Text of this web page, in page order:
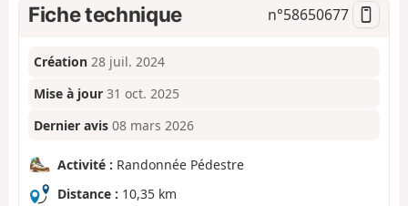
Fiche technique n°58650677
Création 28 juil. 2024
Mise à jour 31 oct. 2025
Dernier avis 08 mars 2026
Activité : Randonnée Pédestre
Distance : 10,35 km